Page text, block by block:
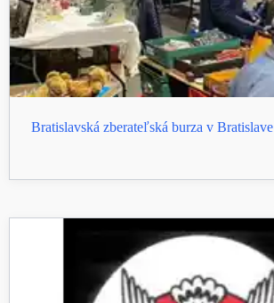
Bratislavská zberateľská burza v Bratislave